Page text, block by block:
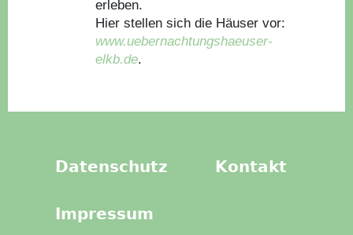
erleben.
Hier stellen sich die Häuser vor:
www.uebernachtungshaeuser-
elkb.de.
Datenschutz Kontakt
Impressum